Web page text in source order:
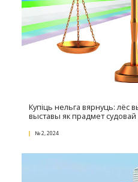
Калі рамачнага